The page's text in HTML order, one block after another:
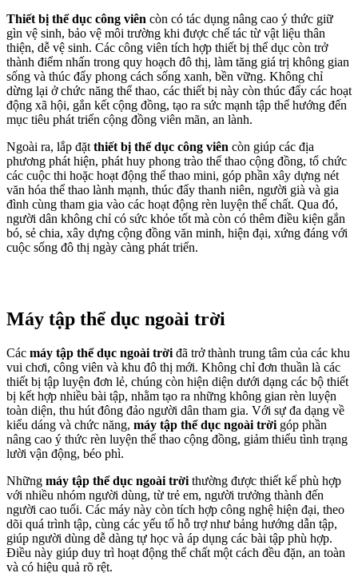
Thiết bị thể dục công viên còn có tác dụng nâng cao ý thức giữ
gìn vệ sinh, bảo vệ môi trường khi được chế tác từ vật liệu thân
thiện, dễ vệ sinh. Các công viên tích hợp thiết bị thể dục còn trở
thành điểm nhấn trong quy hoạch đô thị, làm tăng giá trị không gian
sống và thúc đẩy phong cách sống xanh, bền vững. Không chỉ
dừng lại ở chức năng thể thao, các thiết bị này còn thúc đẩy các hoạt
động xã hội, gắn kết cộng đồng, tạo ra sức mạnh tập thể hướng đến
mục tiêu phát triển cộng đồng viên mãn, an lành.
Ngoài ra, lắp đặt thiết bị thể dục công viên còn giúp các địa
phương phát hiện, phát huy phong trào thể thao cộng đồng, tổ chức
các cuộc thi hoặc hoạt động thể thao mini, góp phần xây dựng nét
văn hóa thể thao lành mạnh, thúc đẩy thanh niên, người già và gia
đình cùng tham gia vào các hoạt động rèn luyện thể chất. Qua đó,
người dân không chỉ có sức khỏe tốt mà còn có thêm điều kiện gắn
bó, sẻ chia, xây dựng cộng đồng văn minh, hiện đại, xứng đáng với
cuộc sống đô thị ngày càng phát triển.
Máy tập thể dục ngoài trời
Các máy tập thể dục ngoài trời đã trở thành trung tâm của các khu
vui chơi, công viên và khu đô thị mới. Không chỉ đơn thuần là các
thiết bị tập luyện đơn lẻ, chúng còn hiện diện dưới dạng các bộ thiết
bị kết hợp nhiều bài tập, nhằm tạo ra những không gian rèn luyện
toàn diện, thu hút đông đảo người dân tham gia. Với sự đa dạng về
kiểu dáng và chức năng, máy tập thể dục ngoài trời góp phần
nâng cao ý thức rèn luyện thể thao cộng đồng, giảm thiểu tình trạng
lười vận động, béo phì.
Những máy tập thể dục ngoài trời thường được thiết kế phù hợp
với nhiều nhóm người dùng, từ trẻ em, người trưởng thành đến
người cao tuổi. Các máy này còn tích hợp công nghệ hiện đại, theo
dõi quá trình tập, cùng các yếu tố hỗ trợ như bảng hướng dẫn tập,
giúp người dùng dễ dàng tự học và áp dụng các bài tập phù hợp.
Điều này giúp duy trì hoạt động thể chất một cách đều đặn, an toàn
và có hiệu quả rõ rệt.